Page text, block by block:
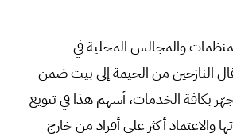
والمجالس المحلية في
النازحين من الخيمة إلى بيت ضمن
بكافة الخدمات، أسهم هذا في تنويع
والاعتماد أكثر على أفراد من خارج